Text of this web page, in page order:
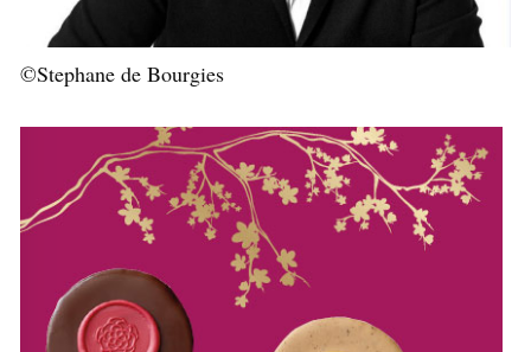
©Stephane de Bourgies